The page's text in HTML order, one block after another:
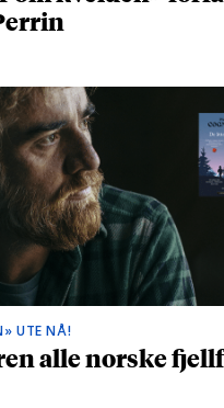
UTE NÅ!
alle norske